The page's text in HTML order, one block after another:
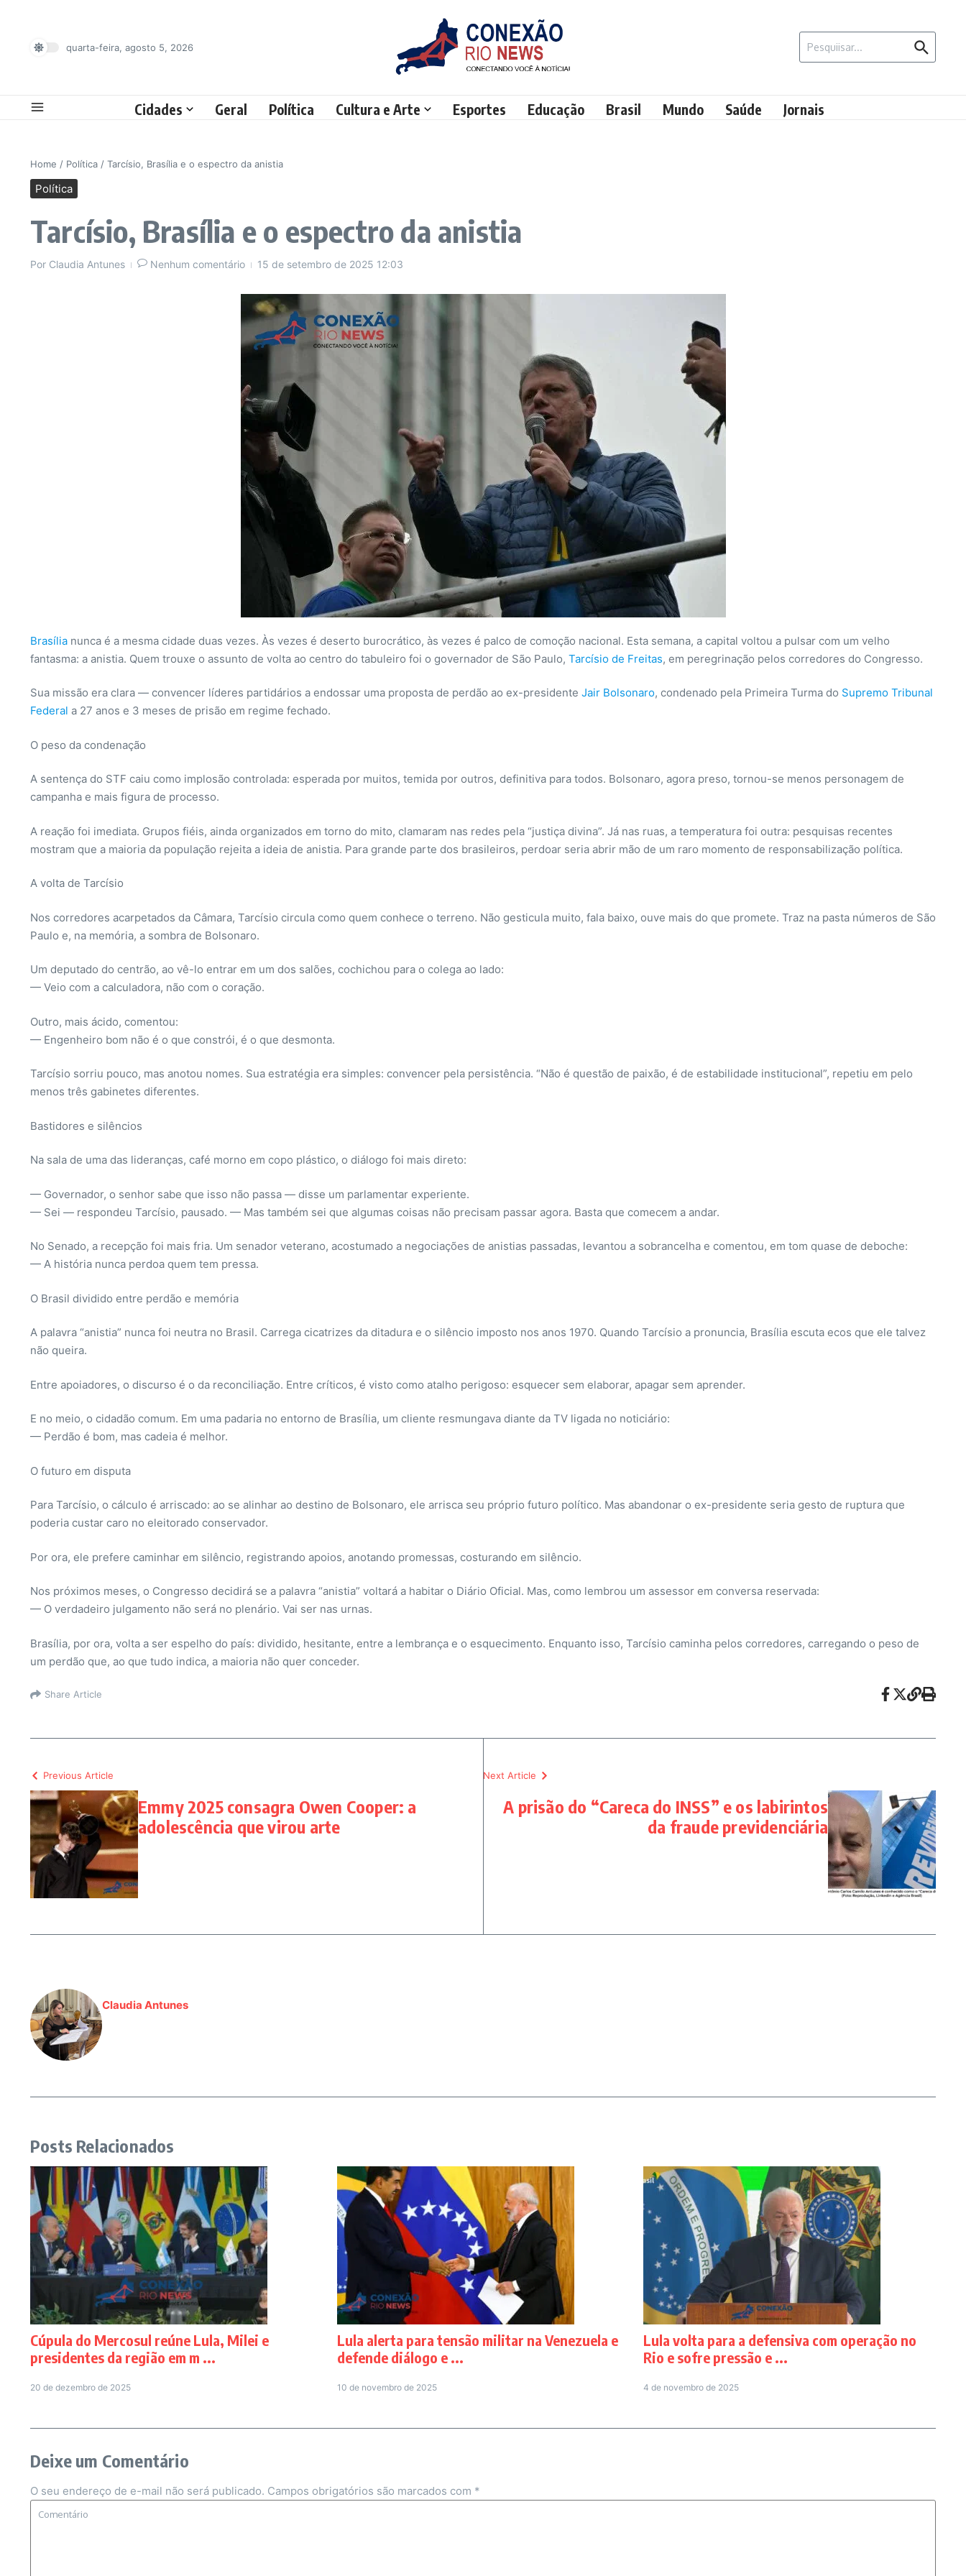
quarta-feira, agosto 5, 2026
Cidades Geral Política Cultura e Arte Esportes Educação Brasil Mundo Saúde Jornais
Home / Política / Tarcísio, Brasília e o espectro da anistia
Política
Tarcísio, Brasília e o espectro da anistia
Por Claudia Antunes Nenhum comentário 15 de setembro de 2025 12:03
Brasília nunca é a mesma cidade duas vezes. Às vezes é deserto burocrático, às vezes é palco de comoção nacional. Esta semana, a capital voltou a pulsar com um velho
fantasma: a anistia. Quem trouxe o assunto de volta ao centro do tabuleiro foi o governador de São Paulo, Tarcísio de Freitas, em peregrinação pelos corredores do Congresso.
Sua missão era clara — convencer líderes partidários a endossar uma proposta de perdão ao ex-presidente Jair Bolsonaro, condenado pela Primeira Turma do Supremo Tribunal
Federal a 27 anos e 3 meses de prisão em regime fechado.
O peso da condenação
A sentença do STF caiu como implosão controlada: esperada por muitos, temida por outros, definitiva para todos. Bolsonaro, agora preso, tornou-se menos personagem de
campanha e mais figura de processo.
A reação foi imediata. Grupos fiéis, ainda organizados em torno do mito, clamaram nas redes pela “justiça divina”. Já nas ruas, a temperatura foi outra: pesquisas recentes
mostram que a maioria da população rejeita a ideia de anistia. Para grande parte dos brasileiros, perdoar seria abrir mão de um raro momento de responsabilização política.
A volta de Tarcísio
Nos corredores acarpetados da Câmara, Tarcísio circula como quem conhece o terreno. Não gesticula muito, fala baixo, ouve mais do que promete. Traz na pasta números de São
Paulo e, na memória, a sombra de Bolsonaro.
Um deputado do centrão, ao vê-lo entrar em um dos salões, cochichou para o colega ao lado:
— Veio com a calculadora, não com o coração.
Outro, mais ácido, comentou:
— Engenheiro bom não é o que constrói, é o que desmonta.
Tarcísio sorriu pouco, mas anotou nomes. Sua estratégia era simples: convencer pela persistência. “Não é questão de paixão, é de estabilidade institucional”, repetiu em pelo
menos três gabinetes diferentes.
Bastidores e silêncios
Na sala de uma das lideranças, café morno em copo plástico, o diálogo foi mais direto:
— Governador, o senhor sabe que isso não passa — disse um parlamentar experiente.
— Sei — respondeu Tarcísio, pausado. — Mas também sei que algumas coisas não precisam passar agora. Basta que comecem a andar.
No Senado, a recepção foi mais fria. Um senador veterano, acostumado a negociações de anistias passadas, levantou a sobrancelha e comentou, em tom quase de deboche:
— A história nunca perdoa quem tem pressa.
O Brasil dividido entre perdão e memória
A palavra “anistia” nunca foi neutra no Brasil. Carrega cicatrizes da ditadura e o silêncio imposto nos anos 1970. Quando Tarcísio a pronuncia, Brasília escuta ecos que ele talvez
não queira.
Entre apoiadores, o discurso é o da reconciliação. Entre críticos, é visto como atalho perigoso: esquecer sem elaborar, apagar sem aprender.
E no meio, o cidadão comum. Em uma padaria no entorno de Brasília, um cliente resmungava diante da TV ligada no noticiário:
— Perdão é bom, mas cadeia é melhor.
O futuro em disputa
Para Tarcísio, o cálculo é arriscado: ao se alinhar ao destino de Bolsonaro, ele arrisca seu próprio futuro político. Mas abandonar o ex-presidente seria gesto de ruptura que
poderia custar caro no eleitorado conservador.
Por ora, ele prefere caminhar em silêncio, registrando apoios, anotando promessas, costurando em silêncio.
Nos próximos meses, o Congresso decidirá se a palavra “anistia” voltará a habitar o Diário Oficial. Mas, como lembrou um assessor em conversa reservada:
— O verdadeiro julgamento não será no plenário. Vai ser nas urnas.
Brasília, por ora, volta a ser espelho do país: dividido, hesitante, entre a lembrança e o esquecimento. Enquanto isso, Tarcísio caminha pelos corredores, carregando o peso de
um perdão que, ao que tudo indica, a maioria não quer conceder.
Share Article
Previous Article
Emmy 2025 consagra Owen Cooper: a
adolescência que virou arte
Next Article
A prisão do “Careca do INSS” e os labirintos
da fraude previdenciária
Claudia Antunes
Posts Relacionados
Cúpula do Mercosul reúne Lula, Milei e
presidentes da região em m ...
20 de dezembro de 2025
Lula alerta para tensão militar na Venezuela e
defende diálogo e ...
10 de novembro de 2025
Lula volta para a defensiva com operação no
Rio e sofre pressão e ...
4 de novembro de 2025
Deixe um Comentário
O seu endereço de e-mail não será publicado. Campos obrigatórios são marcados com *